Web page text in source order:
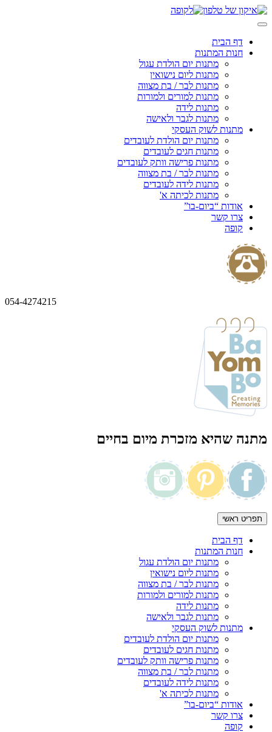
Skip
to
דף הבית
חנות המתנות
מתנות יום הולדת עגול
מתנות ליום נישואין
מתנות לבר / בת מצווה
מתנות למורים ולמורות
מתנות לידה
מתנות לגבר ולאישה
מתנות לשוק העסקי
מתנות יום הולדת לעובדים
מתנות חגים לעובדים
מתנות פרישה וותק לעובדים
מתנות לבר / בת מצווה
מתנות לידה לעובדים
מתנות לכיתה א'
אודות “ביום-בו”
צרו קשר
קופה
054-4274215
מתנה שהיא מזכרת מיום בחיים
תפריט ראשי
דף הבית
חנות המתנות
מתנות יום הולדת עגול
מתנות ליום נישואין
מתנות לבר / בת מצווה
מתנות למורים ולמורות
מתנות לידה
מתנות לגבר ולאישה
מתנות לשוק העסקי
מתנות יום הולדת לעובדים
מתנות חגים לעובדים
מתנות פרישה וותק לעובדים
מתנות לבר / בת מצווה
מתנות לידה לעובדים
מתנות לכיתה א'
אודות “ביום-בו”
צרו קשר
קופה